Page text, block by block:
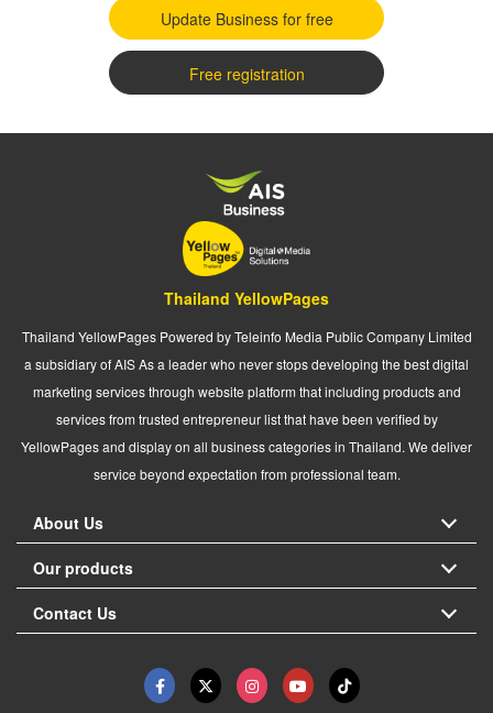
Update Business for free
Free registration
Thailand YellowPages
Thailand YellowPages Powered by Teleinfo Media Public Company Limited
a subsidiary of AIS As a leader who never stops developing the best digital
marketing services through website platform that including products and
services from trusted entrepreneur list that have been verified by
YellowPages and display on all business categories in Thailand. We deliver
service beyond expectation from professional team.
About Us
Our products
Contact Us